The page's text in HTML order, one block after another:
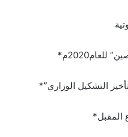
التشكيل الوزاري”*
المقبل*